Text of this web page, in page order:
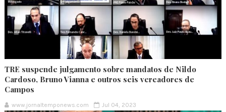
TRE suspende julgamento sobre mandatos de Nildo
Cardoso, Bruno Vianna e outros seis vereadores de
Campos
www.jornaltemponews.com Jul 04, 2023